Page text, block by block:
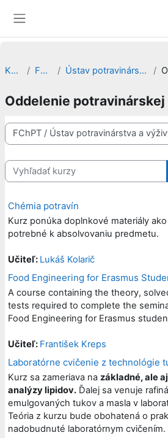
Kurzy FChPT Ústav potravinárstva a výživy
Oddelenie
Kategórie kurzov
Vyhľadať kurzy
Chémia potravín
Kurz ponúka doplnkové materiály
potrebné k absolvovaniu predmetu.
Učiteľ: Lukáš Kolarič
Food Engineering for Erasmus
A course containing the theory,
tests required to complete the
Food Engineering for Erasmus
Učiteľ: František Kreps
Laboratórne cvičenie z technológie
Kurz sa zameriava na základné, ale
analýzy lipidov. Ďalej sa venuje
emulgovaných tukov a masla v
Teória z kurzu bude obohatená o
nadobudnuté laboratórnym cvičením.